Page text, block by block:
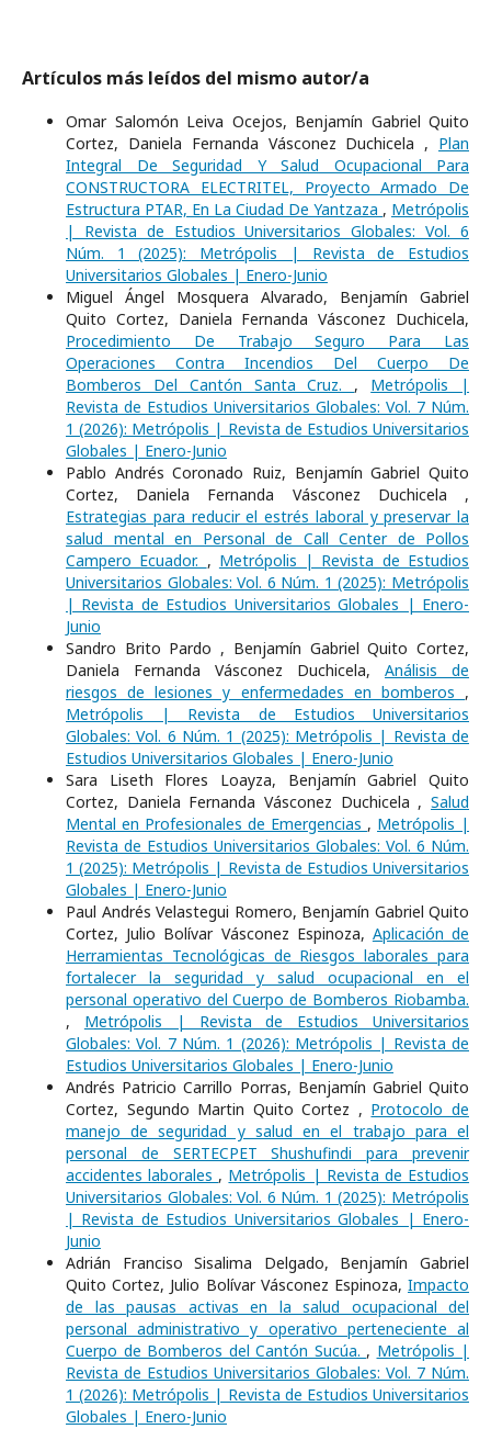
Artículos más leídos del mismo autor/a
Omar Salomón Leiva Ocejos, Benjamín Gabriel Quito
Cortez, Daniela Fernanda Vásconez Duchicela , Plan
Integral De Seguridad Y Salud Ocupacional Para
CONSTRUCTORA ELECTRITEL, Proyecto Armado De
Estructura PTAR, En La Ciudad De Yantzaza , Metrópolis
| Revista de Estudios Universitarios Globales: Vol. 6
Núm. 1 (2025): Metrópolis | Revista de Estudios
Universitarios Globales | Enero-Junio
Miguel Ángel Mosquera Alvarado, Benjamín Gabriel
Quito Cortez, Daniela Fernanda Vásconez Duchicela,
Procedimiento De Trabajo Seguro Para Las
Operaciones Contra Incendios Del Cuerpo De
Bomberos Del Cantón Santa Cruz. , Metrópolis |
Revista de Estudios Universitarios Globales: Vol. 7 Núm.
1 (2026): Metrópolis | Revista de Estudios Universitarios
Globales | Enero-Junio
Pablo Andrés Coronado Ruiz, Benjamín Gabriel Quito
Cortez, Daniela Fernanda Vásconez Duchicela ,
Estrategias para reducir el estrés laboral y preservar la
salud mental en Personal de Call Center de Pollos
Campero Ecuador. , Metrópolis | Revista de Estudios
Universitarios Globales: Vol. 6 Núm. 1 (2025): Metrópolis
| Revista de Estudios Universitarios Globales | Enero-
Junio
Sandro Brito Pardo , Benjamín Gabriel Quito Cortez,
Daniela Fernanda Vásconez Duchicela, Análisis de
riesgos de lesiones y enfermedades en bomberos ,
Metrópolis | Revista de Estudios Universitarios
Globales: Vol. 6 Núm. 1 (2025): Metrópolis | Revista de
Estudios Universitarios Globales | Enero-Junio
Sara Liseth Flores Loayza, Benjamín Gabriel Quito
Cortez, Daniela Fernanda Vásconez Duchicela , Salud
Mental en Profesionales de Emergencias , Metrópolis |
Revista de Estudios Universitarios Globales: Vol. 6 Núm.
1 (2025): Metrópolis | Revista de Estudios Universitarios
Globales | Enero-Junio
Paul Andrés Velastegui Romero, Benjamín Gabriel Quito
Cortez, Julio Bolívar Vásconez Espinoza, Aplicación de
Herramientas Tecnológicas de Riesgos laborales para
fortalecer la seguridad y salud ocupacional en el
personal operativo del Cuerpo de Bomberos Riobamba.
, Metrópolis | Revista de Estudios Universitarios
Globales: Vol. 7 Núm. 1 (2026): Metrópolis | Revista de
Estudios Universitarios Globales | Enero-Junio
Andrés Patricio Carrillo Porras, Benjamín Gabriel Quito
Cortez, Segundo Martin Quito Cortez , Protocolo de
manejo de seguridad y salud en el trabajo para el
personal de SERTECPET Shushufindi para prevenir
accidentes laborales , Metrópolis | Revista de Estudios
Universitarios Globales: Vol. 6 Núm. 1 (2025): Metrópolis
| Revista de Estudios Universitarios Globales | Enero-
Junio
Adrián Franciso Sisalima Delgado, Benjamín Gabriel
Quito Cortez, Julio Bolívar Vásconez Espinoza, Impacto
de las pausas activas en la salud ocupacional del
personal administrativo y operativo perteneciente al
Cuerpo de Bomberos del Cantón Sucúa. , Metrópolis |
Revista de Estudios Universitarios Globales: Vol. 7 Núm.
1 (2026): Metrópolis | Revista de Estudios Universitarios
Globales | Enero-Junio